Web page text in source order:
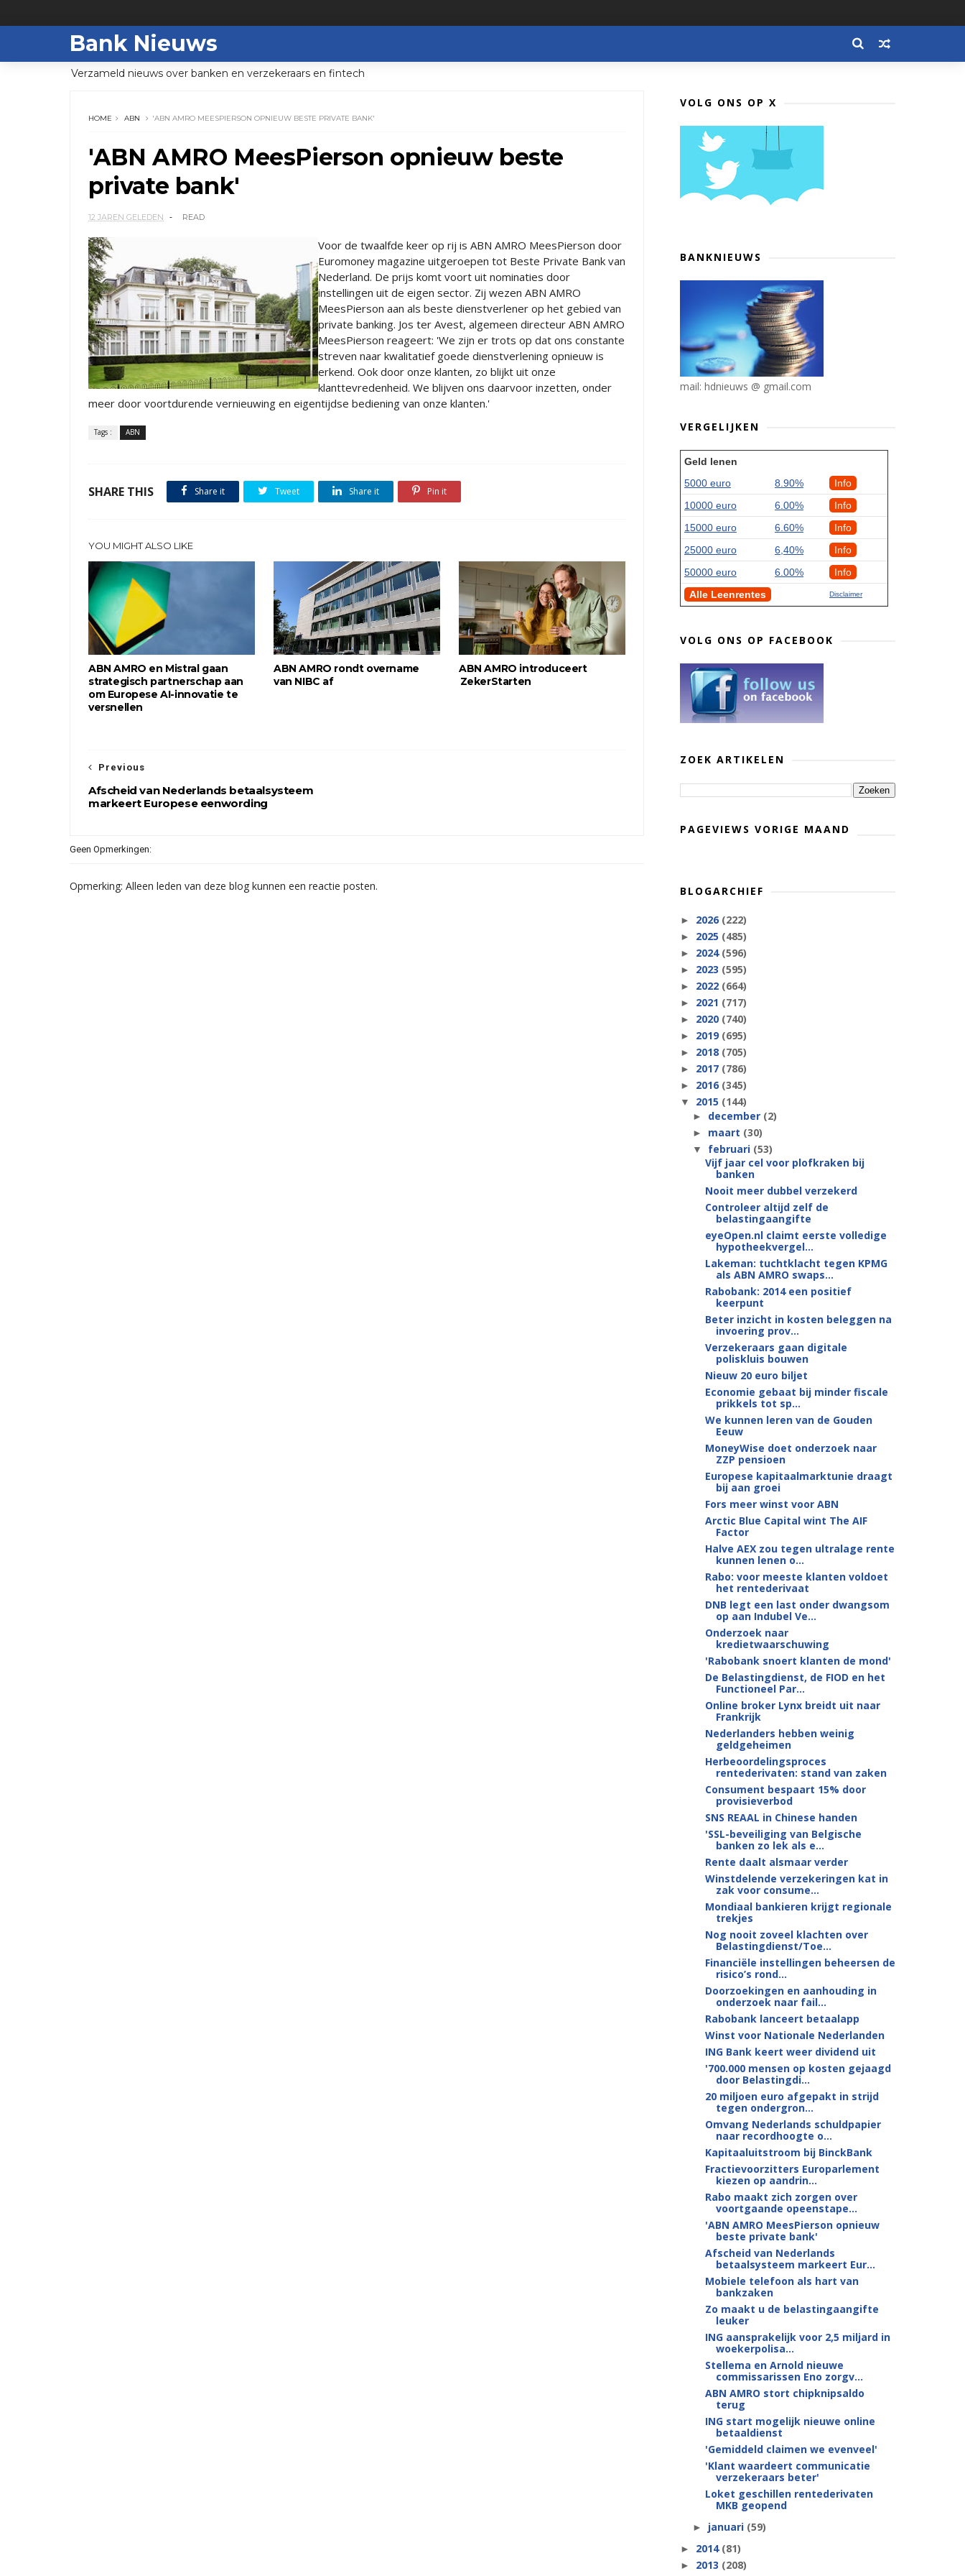
Bank Nieuws
Verzameld nieuws over banken en verzekeraars en fintech
HOME ABN 'ABN AMRO MEESPIERSON OPNIEUW BESTE PRIVATE BANK'
'ABN AMRO MeesPierson opnieuw beste
private bank'
12 JAREN GELEDEN READ
Voor de twaalfde keer op rij is ABN AMRO MeesPierson door
Euromoney magazine uitgeroepen tot Beste Private Bank van
Nederland. De prijs komt voort uit nominaties door
instellingen uit de eigen sector. Zij wezen ABN AMRO
MeesPierson aan als beste dienstverlener op het gebied van
private banking. Jos ter Avest, algemeen directeur ABN AMRO
MeesPierson reageert: 'We zijn er trots op dat ons constante
streven naar kwalitatief goede dienstverlening opnieuw is
erkend. Ook door onze klanten, zo blijkt uit onze
klanttevredenheid. We blijven ons daarvoor inzetten, onder
meer door voortdurende vernieuwing en eigentijdse bediening van onze klanten.'
Tags : ABN
SHARE THIS Share it Tweet Share it Pin it
YOU MIGHT ALSO LIKE
ABN AMRO en Mistral gaan
strategisch partnerschap aan
om Europese AI-innovatie te
versnellen
ABN AMRO rondt overname
van NIBC af
ABN AMRO introduceert
ZekerStarten
Previous
Afscheid van Nederlands betaalsysteem
markeert Europese eenwording
Geen Opmerkingen:
Opmerking: Alleen leden van deze blog kunnen een reactie posten.
VOLG ONS OP X
BANKNIEUWS
mail: hdnieuws @ gmail.com
VERGELIJKEN
Geld lenen
5000 euro
8.90%
Info
10000 euro
6.00%
Info
15000 euro
6.60%
Info
25000 euro
6,40%
Info
50000 euro
6.00%
Info
Alle Leenrentes
Disclaimer
VOLG ONS OP FACEBOOK
ZOEK ARTIKELEN
PAGEVIEWS VORIGE MAAND
BLOGARCHIEF
► 2026 (222)
► 2025 (485)
► 2024 (596)
► 2023 (595)
► 2022 (664)
► 2021 (717)
► 2020 (740)
► 2019 (695)
► 2018 (705)
► 2017 (786)
► 2016 (345)
▼ 2015 (144)
► december (2)
► maart (30)
▼ februari (53)
Vijf jaar cel voor plofkraken bij
banken
Nooit meer dubbel verzekerd
Controleer altijd zelf de
belastingaangifte
eyeOpen.nl claimt eerste volledige
hypotheekvergel...
Lakeman: tuchtklacht tegen KPMG
als ABN AMRO swaps...
Rabobank: 2014 een positief
keerpunt
Beter inzicht in kosten beleggen na
invoering prov...
Verzekeraars gaan digitale
poliskluis bouwen
Nieuw 20 euro biljet
Economie gebaat bij minder fiscale
prikkels tot sp...
We kunnen leren van de Gouden
Eeuw
MoneyWise doet onderzoek naar
ZZP pensioen
Europese kapitaalmarktunie draagt
bij aan groei
Fors meer winst voor ABN
Arctic Blue Capital wint The AIF
Factor
Halve AEX zou tegen ultralage rente
kunnen lenen o...
Rabo: voor meeste klanten voldoet
het rentederivaat
DNB legt een last onder dwangsom
op aan Indubel Ve...
Onderzoek naar
kredietwaarschuwing
'Rabobank snoert klanten de mond'
De Belastingdienst, de FIOD en het
Functioneel Par...
Online broker Lynx breidt uit naar
Frankrijk
Nederlanders hebben weinig
geldgeheimen
Herbeoordelingsproces
rentederivaten: stand van zaken
Consument bespaart 15% door
provisieverbod
SNS REAAL in Chinese handen
'SSL-beveiliging van Belgische
banken zo lek als e...
Rente daalt alsmaar verder
Winstdelende verzekeringen kat in
zak voor consume...
Mondiaal bankieren krijgt regionale
trekjes
Nog nooit zoveel klachten over
Belastingdienst/Toe...
Financiële instellingen beheersen de
risico’s rond...
Doorzoekingen en aanhouding in
onderzoek naar fail...
Rabobank lanceert betaalapp
Winst voor Nationale Nederlanden
ING Bank keert weer dividend uit
'700.000 mensen op kosten gejaagd
door Belastingdi...
20 miljoen euro afgepakt in strijd
tegen ondergron...
Omvang Nederlands schuldpapier
naar recordhoogte o...
Kapitaaluitstroom bij BinckBank
Fractievoorzitters Europarlement
kiezen op aandrin...
Rabo maakt zich zorgen over
voortgaande opeenstape...
'ABN AMRO MeesPierson opnieuw
beste private bank'
Afscheid van Nederlands
betaalsysteem markeert Eur...
Mobiele telefoon als hart van
bankzaken
Zo maakt u de belastingaangifte
leuker
ING aansprakelijk voor 2,5 miljard in
woekerpolisa...
Stellema en Arnold nieuwe
commissarissen Eno zorgv...
ABN AMRO stort chipknipsaldo
terug
ING start mogelijk nieuwe online
betaaldienst
'Gemiddeld claimen we evenveel'
'Klant waardeert communicatie
verzekeraars beter'
Loket geschillen rentederivaten
MKB geopend
► januari (59)
► 2014 (81)
► 2013 (208)